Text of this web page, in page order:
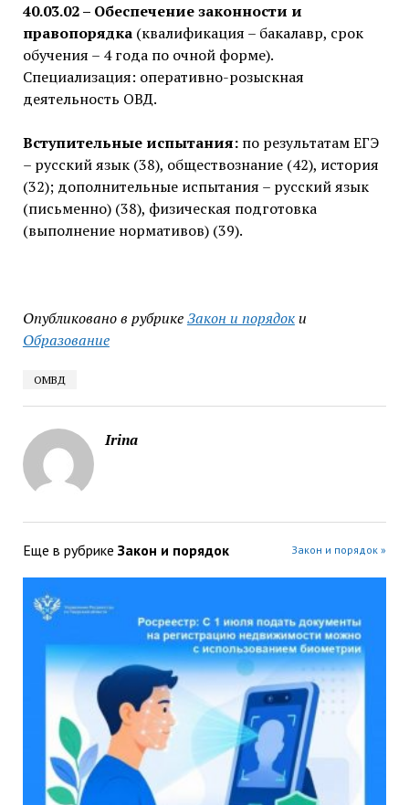
40.03.02 – Обеспечение законности и
правопорядка(квалификация – бакалавр, срок
обучения – 4 года по очной форме).
Специализация: оперативно-розыскная
деятельность ОВД.
Вступительные испытания:по результатам ЕГЭ
– русский язык (38), обществознание (42), история
(32); дополнительные испытания – русский язык
(письменно) (38), физическая подготовка
(выполнение нормативов) (39).
Опубликовано в рубрикеЗакон и порядоки
Образование
ОМВД
Irina
Еще в рубрике Закон и порядок Закон и порядок »